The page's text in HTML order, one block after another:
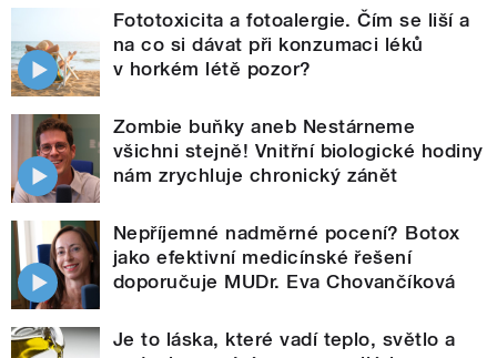
Fototoxicita a fotoalergie. Čím se liší a
na co si dávat při konzumaci léků
v horkém létě pozor?
Zombie buňky aneb Nestárneme
všichni stejně! Vnitřní biologické hodiny
nám zrychluje chronický zánět
Nepříjemné nadměrné pocení? Botox
jako efektivní medicínské řešení
doporučuje MUDr. Eva Chovančíková
Je to láska, které vadí teplo, světlo a